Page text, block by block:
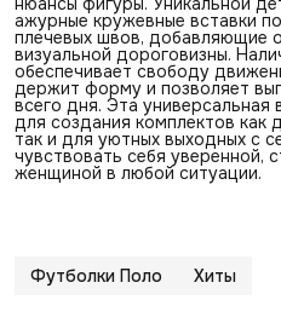
ажурные кружевные вставки
плечевых швов, добавляющие
визуальной дороговизны.
обеспечивает свободу
держит форму и позволяет
всего дня. Эта универсальная
для создания комплектов как
так и для уютных выходных с
чувствовать себя уверенной,
женщиной в любой ситуации.
Футболки Поло Хиты